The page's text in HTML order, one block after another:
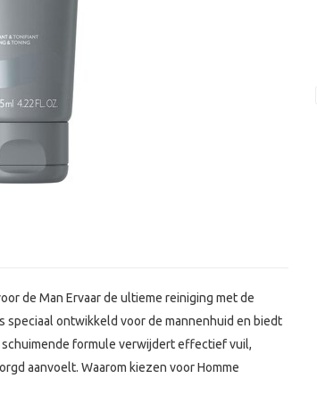
de Man Ervaar de ultieme reiniging met de
speciaal ontwikkeld voor de mannenhuid en biedt
formule verwijdert effectief vuil,
aanvoelt. Waarom kiezen voor Homme